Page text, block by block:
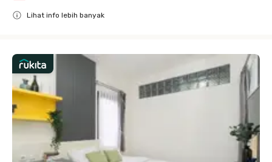
Lihat info lebih banyak